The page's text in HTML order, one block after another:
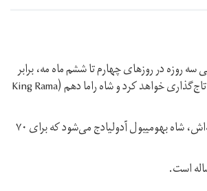
سه روزه در روزهای چهارم تا ششم ماه مه، برابر
۱۴‌ تا ۱۶‌ اردیبهشت‌ماه تاج‌گذاری خواهد کرد و شاه راما دهم (King Rama
او جانشین پدر درگذشته‌اش، شاه بهومیبول آدولیادج می‌شود که برای ۷۰